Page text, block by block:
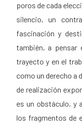
poros de cada
silencio, un
fascinación y
también, a pensar
trayecto y en el
como un derecho a
de realización
es un obstáculo, y
los fragmentos de